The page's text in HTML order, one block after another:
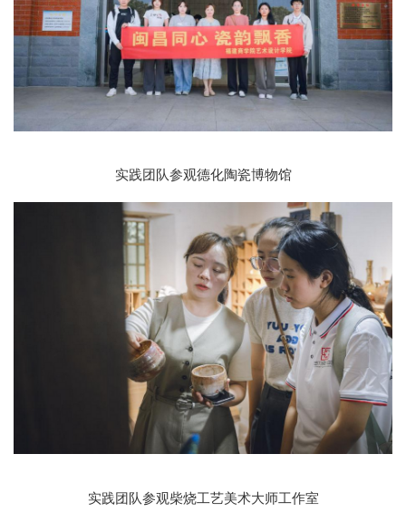
实践团队参观德化陶瓷博物馆
实践团队参观柴烧工艺美术大师工作室